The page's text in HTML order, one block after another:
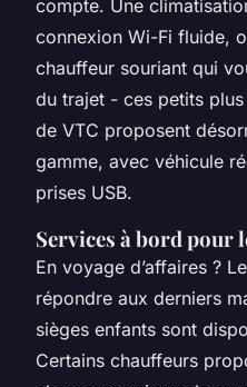
compte. Une
connexion Wi-Fi fluide,
chauffeur souriant qui
du trajet - ces petits
de VTC proposent
gamme, avec véhicule
prises USB.
Services à bord pour
En voyage d’affaires ?
répondre aux derniers
sièges enfants sont
Certains chauffeurs